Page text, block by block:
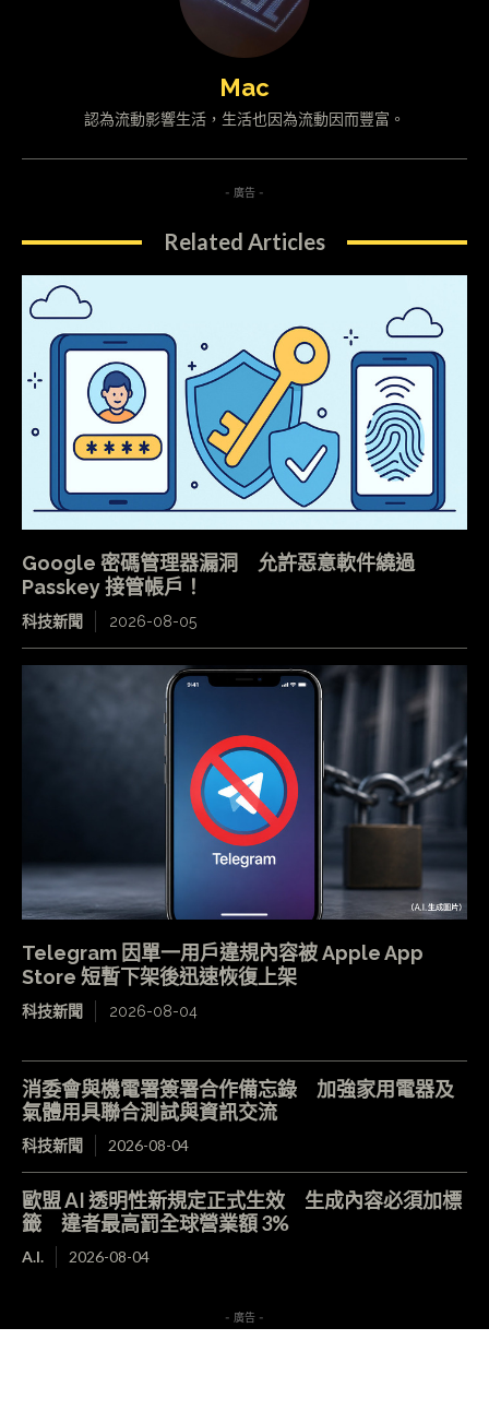
Mac
認為流動影響生活，生活也因為流動因而豐富。
- 廣告 -
Related Articles
Google 密碼管理器漏洞 允許惡意軟件繞過
Passkey 接管帳戶！
科技新聞 2026-08-05
Telegram 因單一用戶違規內容被 Apple App
Store 短暫下架後迅速恢復上架
科技新聞 2026-08-04
消委會與機電署簽署合作備忘錄 加強家用電器及
氣體用具聯合測試與資訊交流
科技新聞 2026-08-04
歐盟 AI 透明性新規定正式生效 生成內容必須加標
籤 違者最高罰全球營業額 3%
A.I. 2026-08-04
- 廣告 -